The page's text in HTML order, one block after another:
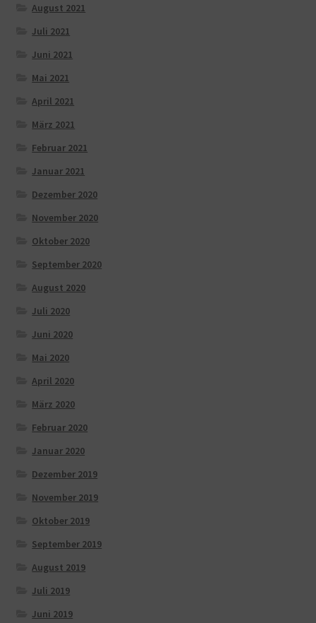
August 2021
Juli 2021
Juni 2021
Mai 2021
April 2021
März 2021
Februar 2021
Januar 2021
Dezember 2020
November 2020
Oktober 2020
September 2020
August 2020
Juli 2020
Juni 2020
Mai 2020
April 2020
März 2020
Februar 2020
Januar 2020
Dezember 2019
November 2019
Oktober 2019
September 2019
August 2019
Juli 2019
Juni 2019